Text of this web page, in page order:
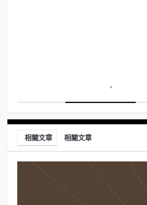
相關文章 相關文章